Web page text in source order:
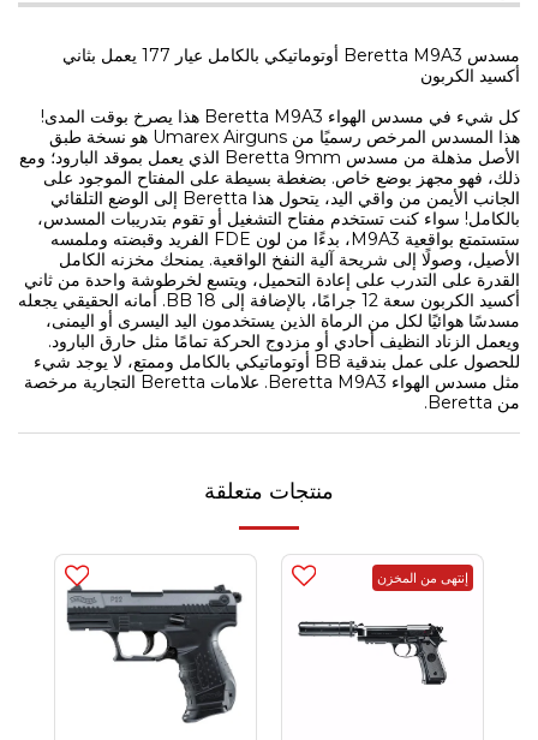
مسدس Beretta M9A3 أوتوماتيكي بالكامل عيار 177 يعمل بثاني
أكسيد الكربون
كل شيء في مسدس الهواء Beretta M9A3 هذا يصرخ بوقت المدى!
هذا المسدس المرخص رسميًا من Umarex Airguns هو نسخة طبق
الأصل مذهلة من مسدس Beretta 9mm الذي يعمل بموقد البارود؛ ومع
ذلك، فهو مجهز بوضع خاص. بضغطة بسيطة على المفتاح الموجود على
الجانب الأيمن من واقي اليد، يتحول هذا Beretta إلى الوضع التلقائي
بالكامل! سواء كنت تستخدم مفتاح التشغيل أو تقوم بتدريبات المسدس،
ستستمتع بواقعية M9A3، بدءًا من لون FDE الفريد وقبضته وملمسه
الأصيل، وصولًا إلى شريحة آلية النفخ الواقعية. يمنحك مخزنه الكامل
القدرة على التدرب على إعادة التحميل، ويتسع لخرطوشة واحدة من ثاني
أكسيد الكربون سعة 12 جرامًا، بالإضافة إلى 18 BB. أمانه الحقيقي يجعله
مسدسًا هوائيًا لكل من الرماة الذين يستخدمون اليد اليسرى أو اليمنى،
ويعمل الزناد النظيف أحادي أو مزدوج الحركة تمامًا مثل حارق البارود.
للحصول على عمل بندقية BB أوتوماتيكي بالكامل وممتع، لا يوجد شيء
مثل مسدس الهواء Beretta M9A3. علامات Beretta التجارية مرخصة
من Beretta.
منتجات متعلقة
إنتهى من المخزن